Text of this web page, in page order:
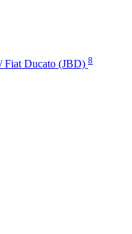
Fiat Ducato (JBD) 8